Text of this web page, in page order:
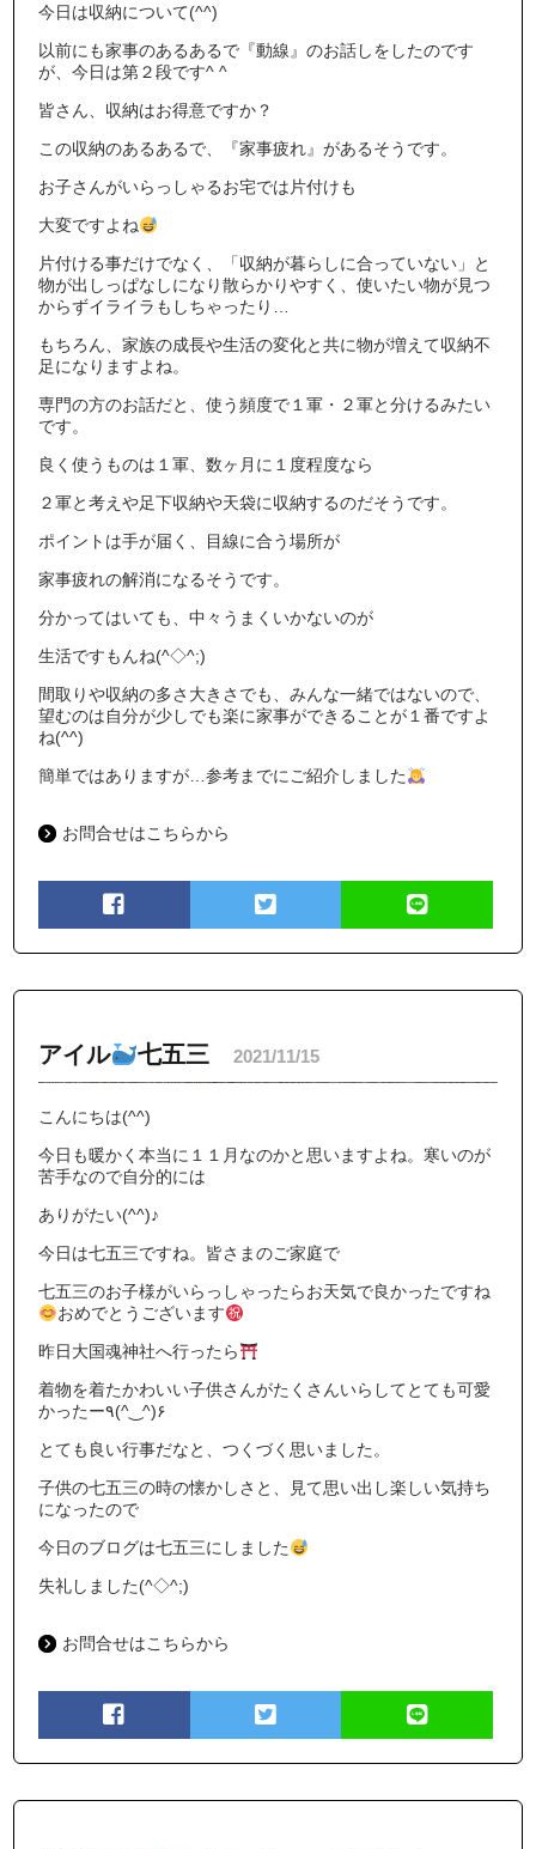
今日は収納について(^^)
以前にも家事のあるあるで『動線』のお話しをしたのです
が、今日は第２段です^ ^
皆さん、収納はお得意ですか？
この収納のあるあるで、『家事疲れ』があるそうです。
お子さんがいらっしゃるお宅では片付けも
大変ですよね
片付ける事だけでなく、「収納が暮らしに合っていない」と
物が出しっぱなしになり散らかりやすく、使いたい物が見つ
からずイライラもしちゃったり…
もちろん、家族の成長や生活の変化と共に物が増えて収納不
足になりますよね。
専門の方のお話だと、使う頻度で１軍・２軍と分けるみたい
です。
良く使うものは１軍、数ヶ月に１度程度なら
２軍と考えや足下収納や天袋に収納するのだそうです。
ポイントは手が届く、目線に合う場所が
家事疲れの解消になるそうです。
分かってはいても、中々うまくいかないのが
生活ですもんね(^◇^;)
間取りや収納の多さ大きさでも、みんな一緒ではないので、
望むのは自分が少しでも楽に家事ができることが１番ですよ
ね(^^)
簡単ではありますが…参考までにご紹介しました
お問合せはこちらから
アイル 七五三 2021/11/15
こんにちは(^^)
今日も暖かく本当に１１月なのかと思いますよね。寒いのが
苦手なので自分的には
ありがたい(^^)♪
今日は七五三ですね。皆さまのご家庭で
七五三のお子様がいらっしゃったらお天気で良かったですね
おめでとうございます
昨日大国魂神社へ行ったら
着物を着たかわいい子供さんがたくさんいらしてとても可愛
かったー٩(^‿^)۶
とても良い行事だなと、つくづく思いました。
子供の七五三の時の懐かしさと、見て思い出し楽しい気持ち
になったので
今日のブログは七五三にしました
失礼しました(^◇^;)
お問合せはこちらから